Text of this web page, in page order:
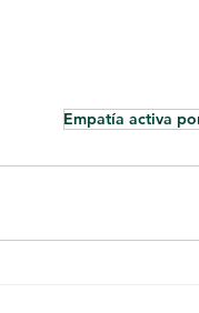
Empatía activa